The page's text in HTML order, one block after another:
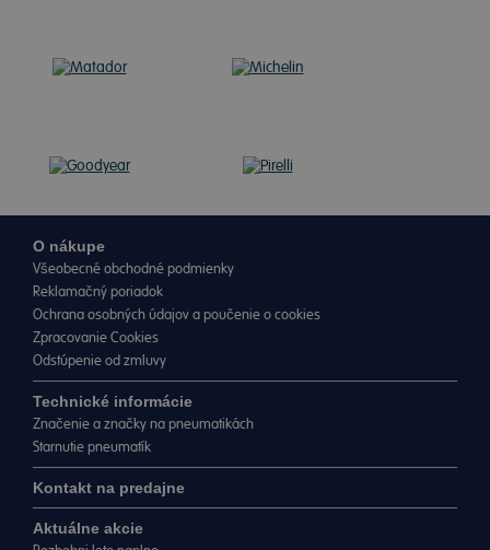
O nákupe
Všeobecné obchodné podmienky
Reklamačný poriadok
Ochrana osobných údajov a poučenie o cookies
Zpracovanie Cookies
Odstúpenie od zmluvy
Technické informácie
Značenie a značky na pneumatikách
Starnutie pneumatík
Kontakt na predajne
Aktuálne akcie